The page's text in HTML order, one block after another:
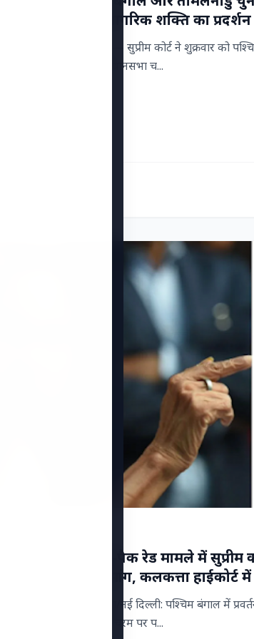
की सराहना की, इसे नागरिक शक्ति का
नई दिल्ली, 25 अप्रैल 2026 — सुप्रीम कोर्ट ने शुक्रवार को
पहले चरण और तमिलनाडु विधानसभा च...
ईडी vs टीएमसी: आई-पैक रेड मामले में सुप्रीम
DGP के निलंबन की मांग, कलकत्ता हाईकोर्ट
15 जनवरी 2026, कोलकाता/नई दिल्ली: पश्चिम बंगाल में
कांग्रेस (TMC) के बीच तनाव चरम पर प...